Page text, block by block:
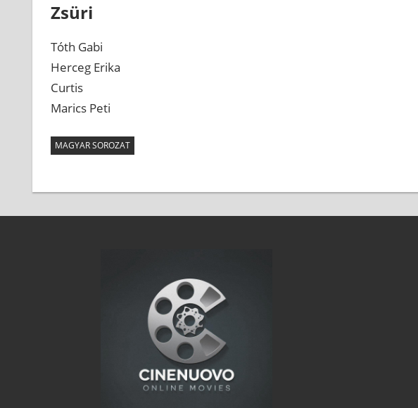
Zsüri
Tóth Gabi
Herceg Erika
Curtis
Marics Peti
MAGYAR SOROZAT